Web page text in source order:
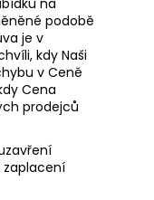
podobě
je v
kdy Naši
v Ceně
Cena
prodejců
zaplacení